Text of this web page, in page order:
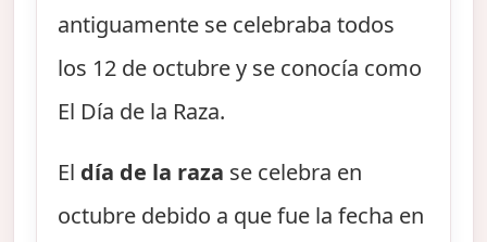
antiguamente se celebraba todos
los 12 de octubre y se conocía como
El Día de la Raza.
El día de la raza se celebra en
octubre debido a que fue la fecha en